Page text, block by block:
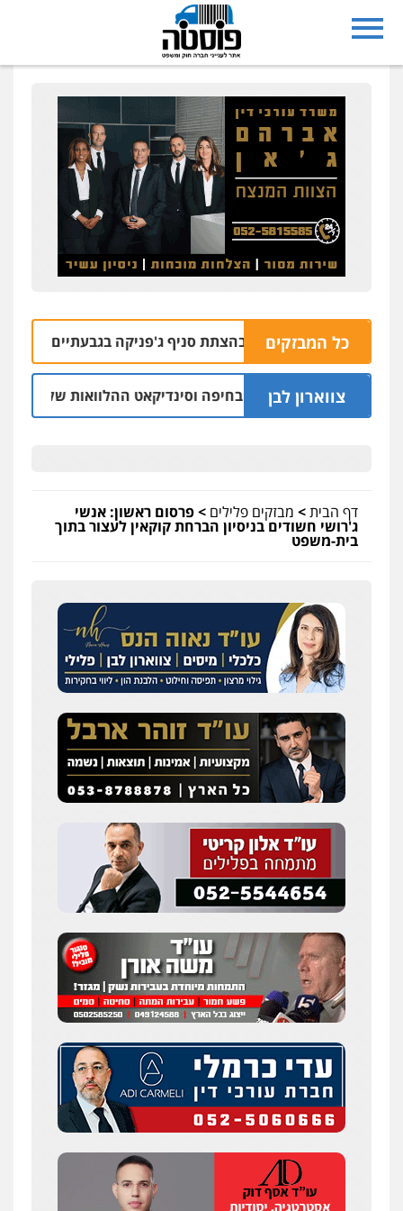
כל המבזקים
בחשד למעורבות בהצתת סניף ג'פניקה בגבעתיים 06.08 | 22:58
צווארון לבן
ש"ס לשעבר בחיפה וסינדיקאט ההלוואות של משפחת הרינג
דף הבית> מבזקים פלילים >פרסום ראשון: אנשי
ג'רושי חשודים בניסיון הברחת קוקאין לעצור בתוך
בית-משפט
שחר לדובסקי, עו"ד
פלילי מעצרים וחקירות עבירות המתה
דין לענייני אסירים
0507913332
עו"ד איהאב ג'לג'ולי
אסירים
0505216700
עו"ד שלומי שרון
0547342002
עו"ד אלון קריטי
פלילי כלכלי אלימות סמים מעצרים
0525544654